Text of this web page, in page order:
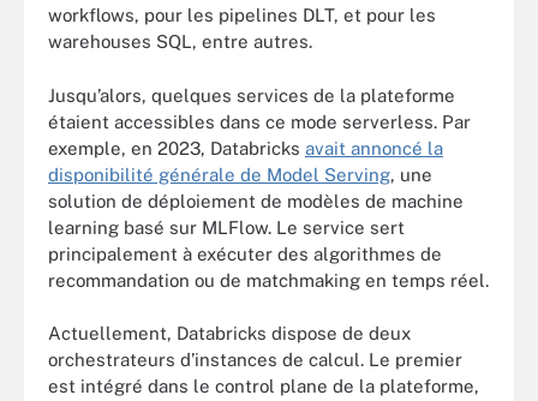
workflows, pour les pipelines DLT, et pour les
warehouses SQL, entre autres.
Jusqu’alors, quelques services de la plateforme
étaient accessibles dans ce mode serverless. Par
exemple, en 2023, Databricks avait annoncé la
disponibilité générale de Model Serving, une
solution de déploiement de modèles de machine
learning basé sur MLFlow. Le service sert
principalement à exécuter des algorithmes de
recommandation ou de matchmaking en temps réel.
Actuellement, Databricks dispose de deux
orchestrateurs d’instances de calcul. Le premier
est intégré dans le control plane de la plateforme,